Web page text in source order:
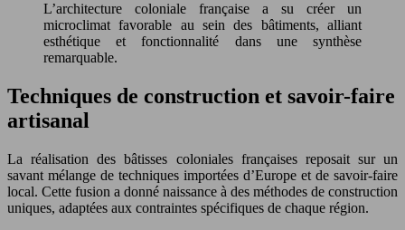
L’architecture coloniale française a su créer un
microclimat favorable au sein des bâtiments, alliant
esthétique et fonctionnalité dans une synthèse
remarquable.
Techniques de construction et savoir-faire
artisanal
La réalisation des bâtisses coloniales françaises reposait sur un
savant mélange de techniques importées d’Europe et de savoir-faire
local. Cette fusion a donné naissance à des méthodes de construction
uniques, adaptées aux contraintes spécifiques de chaque région.